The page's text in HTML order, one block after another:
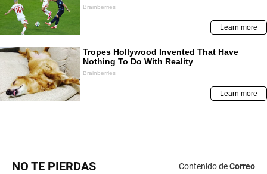
NO TE PIERDAS Contenido deCorreo